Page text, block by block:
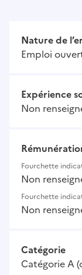
Nature de
Emploi
Expérience
Non
Fourchette
Non
Fourchette
Non
Catégorie
Catégorie A